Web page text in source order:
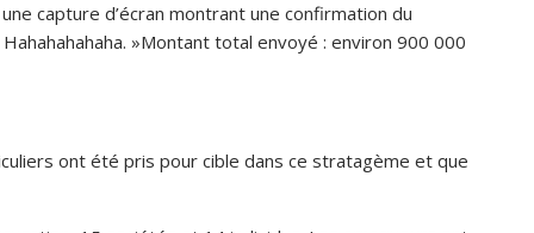
capture d’écran montrant une confirmation du
»Montant total envoyé : environ 900 000
ont été pris pour cible dans ce stratagème et que